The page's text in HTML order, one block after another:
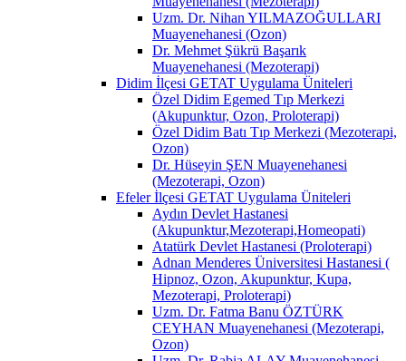
Uzm. Dr. Nihan YILMAZOĞULLARI
Muayenehanesi (Ozon)
Dr. Mehmet Şükrü Başarık
Muayenehanesi (Mezoterapi)
Didim İlçesi GETAT Uygulama Üniteleri
Özel Didim Egemed Tıp Merkezi
(Akupunktur, Ozon, Proloterapi)
Özel Didim Batı Tıp Merkezi (Mezoterapi,
Ozon)
Dr. Hüseyin ŞEN Muayenehanesi
(Mezoterapi, Ozon)
Efeler İlçesi GETAT Uygulama Üniteleri
Aydın Devlet Hastanesi
(Akupunktur,Mezoterapi,Homeopati)
Atatürk Devlet Hastanesi (Proloterapi)
Adnan Menderes Üniversitesi Hastanesi (
Hipnoz, Ozon, Akupunktur, Kupa,
Mezoterapi, Proloterapi)
Uzm. Dr. Fatma Banu ÖZTÜRK
CEYHAN Muayenehanesi (Mezoterapi,
Ozon)